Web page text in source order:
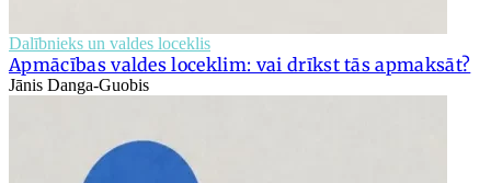
Dalībnieks un valdes loceklis
Apmācības valdes loceklim: vai drīkst tās apmaksāt?
Jānis Danga-Guobis